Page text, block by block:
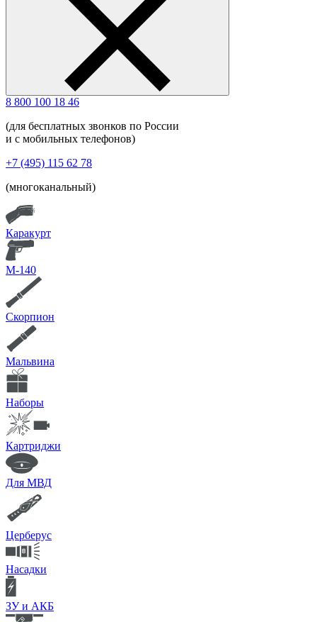
8 800 100 18 46
(для бесплатных звонков по России
и с мобильных телефонов)
+7 (495) 115 62 78
(многоканальный)
Каракурт
М-140
Скорпион
Мальвина
Наборы
Картриджи
Для МВД
Церберус
Насадки
ЗУ и АКБ